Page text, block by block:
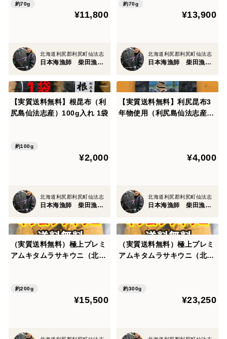
約70g
¥11,800
北海道利尻郡利尻町仙法志
日本海漁師 柴田漁業部
約70g
¥13,900
北海道利尻郡利尻町仙法志
日本海漁師 柴田漁業部
【実質送料無料】根昆布（利
尻島仙法志産）100g入れ 1袋
約100g
¥2,000
北海道利尻郡利尻町仙法志
日本海漁師 柴田漁業部
【実質送料無料】利尻昆布3
年物使用（利尻島仙法志産）
¥4,000
北海道利尻郡利尻町仙法志
日本海漁師 柴田漁業部
（実質送料無料）極上プレミ
アムキタムラサキウニ（北海
約200g
¥15,500
（実質送料無料）極上プレミ
アムキタムラサキウニ（北海
約300g
¥23,250